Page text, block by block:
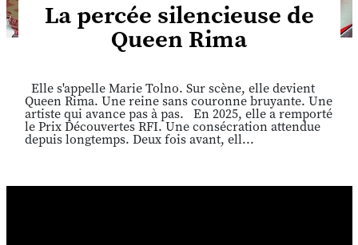
La percée silencieuse de
Queen Rima
Elle s'appelle Marie Tolno. Sur scène, elle devient
Queen Rima. Une reine sans couronne bruyante. Une
artiste qui avance pas à pas. En 2025, elle a remporté
le Prix Découvertes RFI. Une consécration attendue
depuis longtemps. Deux fois avant, ell...